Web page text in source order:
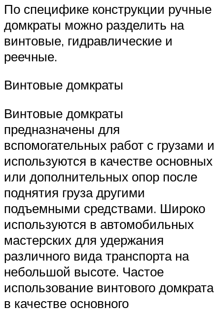
По специфике конструкции ручные
домкраты можно разделить на
винтовые, гидравлические и
реечные.
Винтовые домкраты
Винтовые домкраты
предназначены для
вспомогательных работ с грузами и
используются в качестве основных
или дополнительных опор после
поднятия груза другими
подъемными средствами. Широко
используются в автомобильных
мастерских для удержания
различного вида транспорта на
небольшой высоте. Частое
использование винтового домкрата
в качестве основного